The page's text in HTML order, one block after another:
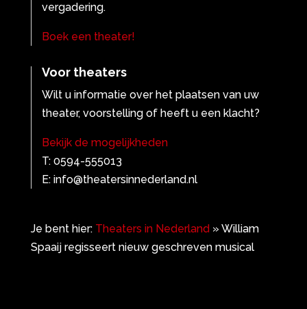
vergadering.
Boek een theater!
Voor theaters
Wilt u informatie over het plaatsen van uw
theater, voorstelling of heeft u een klacht?
Bekijk de mogelijkheden
T: 0594-555013
E: info@theatersinnederland.nl
Je bent hier: Theaters in Nederland» William
Spaaij regisseert nieuw geschreven musical